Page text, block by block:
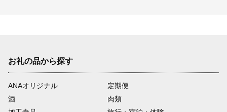
お礼の品から探す
ANAオリジナル
定期便
酒
肉類